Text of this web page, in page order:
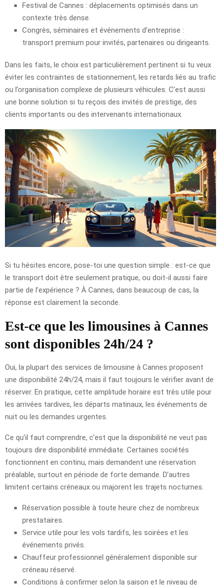
Festival de Cannes : déplacements optimisés dans un
contexte très dense.
Congrès, séminaires et événements d’entreprise :
transport premium pour invités, partenaires ou dirigeants.
Dans les faits, le choix est particulièrement pertinent si tu veux
éviter les contraintes de stationnement, les retards liés au trafic
ou l’organisation complexe de plusieurs véhicules. C’est aussi
une bonne solution si tu reçois des invités de prestige, des
clients importants ou des intervenants internationaux.
Si tu hésites encore, pose-toi une question simple : est-ce que
le transport doit être seulement pratique, ou doit-il aussi faire
partie de l’expérience ? À Cannes, dans beaucoup de cas, la
réponse est clairement la seconde.
Est-ce que les limousines à Cannes
sont disponibles 24h/24 ?
Oui, la plupart des services de limousine à Cannes proposent
une disponibilité 24h/24, mais il faut toujours le vérifier avant de
réserver. En pratique, cette amplitude horaire est très utile pour
les arrivées tardives, les départs matinaux, les événements de
nuit ou les demandes urgentes.
Ce qu’il faut comprendre, c’est que la disponibilité ne veut pas
toujours dire disponibilité immédiate. Certaines sociétés
fonctionnent en continu, mais demandent une réservation
préalable, surtout en période de forte demande. D’autres
limitent certains créneaux ou majorent les trajets nocturnes.
Réservation possible à toute heure chez de nombreux
prestataires.
Service utile pour les vols tardifs, les soirées et les
événements privés.
Chauffeur professionnel généralement disponible sur
créneau réservé.
Conditions à confirmer selon la saison et le niveau de